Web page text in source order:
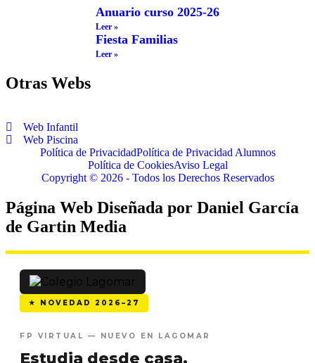
Anuario curso 2025-26
Leer »
Fiesta Familias
Leer »
Otras Webs
Web Infantil
Web Piscina
Política de PrivacidadPolítica de Privacidad Alumnos
Política de CookiesAviso Legal
Copyright © 2026 - Todos los Derechos Reservados
Página Web Diseñada por Daniel García
de Gartin Media
★ NOVEDAD 2026–27
FP VIRTUAL — NUEVO EN LAGOMAR
Estudia desde casa.